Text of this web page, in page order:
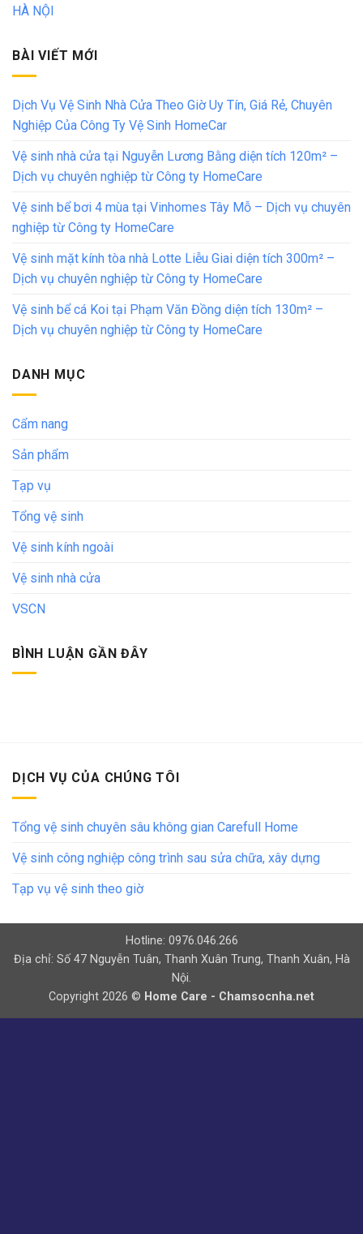
HÀ NỘI
BÀI VIẾT MỚI
Dịch Vụ Vệ Sinh Nhà Cửa Theo Giờ Uy Tín, Giá Rẻ, Chuyên
Nghiệp Của Công Ty Vệ Sinh HomeCar
Vệ sinh nhà cửa tại Nguyễn Lương Bằng diện tích 120m² –
Dịch vụ chuyên nghiệp từ Công ty HomeCare
Vệ sinh bể bơi 4 mùa tại Vinhomes Tây Mỗ – Dịch vụ chuyên
nghiệp từ Công ty HomeCare
Vệ sinh mặt kính tòa nhà Lotte Liễu Giai diện tích 300m² –
Dịch vụ chuyên nghiệp từ Công ty HomeCare
Vệ sinh bể cá Koi tại Phạm Văn Đồng diện tích 130m² –
Dịch vụ chuyên nghiệp từ Công ty HomeCare
DANH MỤC
Cẩm nang
Sản phẩm
Tạp vụ
Tổng vệ sinh
Vệ sinh kính ngoài
Vệ sinh nhà cửa
VSCN
BÌNH LUẬN GẦN ĐÂY
DỊCH VỤ CỦA CHÚNG TÔI
Tổng vệ sinh chuyên sâu không gian Carefull Home
Vệ sinh công nghiệp công trình sau sửa chữa, xây dựng
Tạp vụ vệ sinh theo giờ
Hotline: 0976.046.266
Địa chỉ: Số 47 Nguyễn Tuân, Thanh Xuân Trung, Thanh Xuân, Hà
Nội.
Copyright 2026 © Home Care - Chamsocnha.net